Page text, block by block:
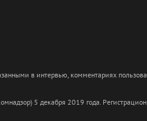
в интервью, комментариях
5 декабря 2019 года.